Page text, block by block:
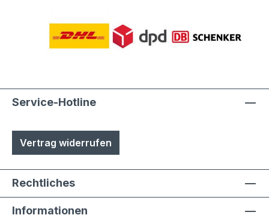
Service-Hotline
Vertrag widerrufen
Rechtliches
Informationen